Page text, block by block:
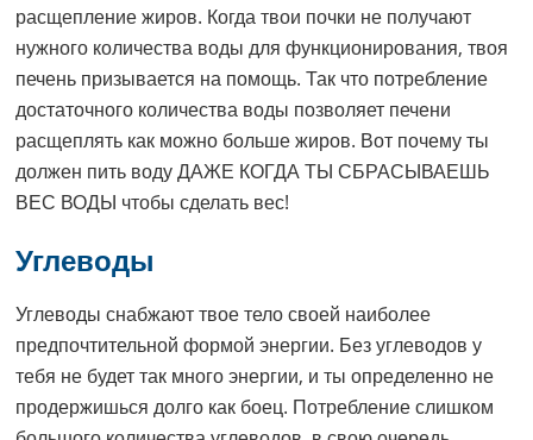
расщепление жиров. Когда твои почки не получают
нужного количества воды для функционирования, твоя
печень призывается на помощь. Так что потребление
достаточного количества воды позволяет печени
расщеплять как можно больше жиров. Вот почему ты
должен пить воду ДАЖЕ КОГДА ТЫ СБРАСЫВАЕШЬ
ВЕС ВОДЫ чтобы сделать вес!
Углеводы
Углеводы снабжают твое тело своей наиболее
предпочтительной формой энергии. Без углеводов у
тебя не будет так много энергии, и ты определенно не
продержишься долго как боец. Потребление слишком